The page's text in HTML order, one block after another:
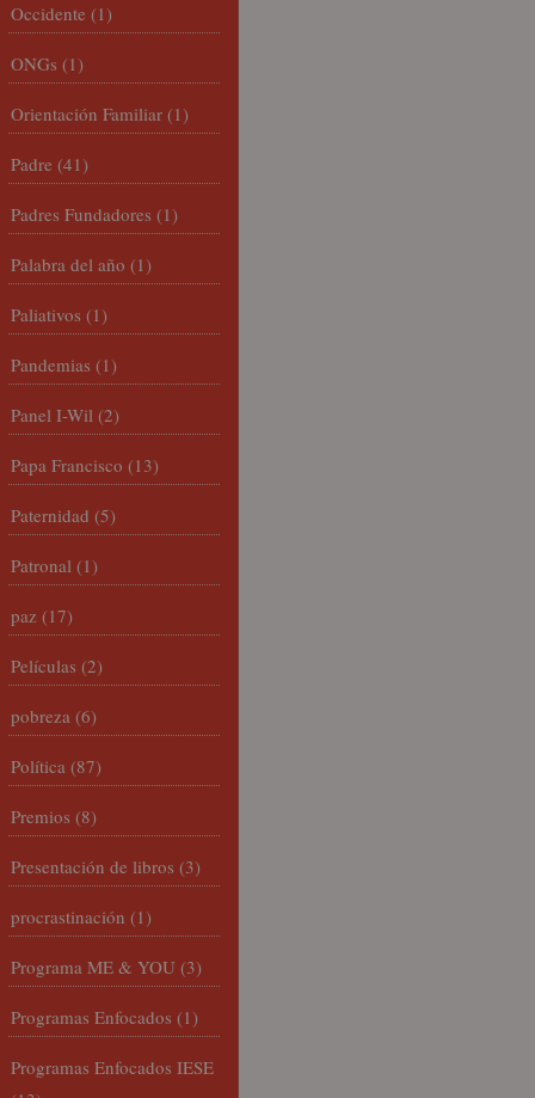
Occidente (1)
ONGs (1)
Orientación Familiar (1)
Padre (41)
Padres Fundadores (1)
Palabra del año (1)
Paliativos (1)
Pandemias (1)
Panel I-Wil (2)
Papa Francisco (13)
Paternidad (5)
Patronal (1)
paz (17)
Películas (2)
pobreza (6)
Política (87)
Premios (8)
Presentación de libros (3)
procrastinación (1)
Programa ME & YOU (3)
Programas Enfocados (1)
Programas Enfocados IESE